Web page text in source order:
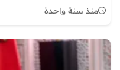
منذ سنة واحدة